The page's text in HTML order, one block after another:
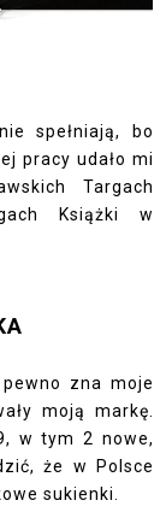
spełniają, bo
pracy udało mi
Targach
Książki w
zna moje
moją markę.
w tym 2 nowe,
że w Polsce
sukienki.